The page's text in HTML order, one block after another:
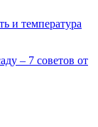
и температура
– 7 советов от